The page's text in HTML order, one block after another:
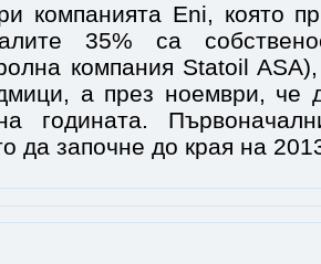
компанията Eni, която
35% са
компания Statoil
а през ноември, че
годината.
да започне до края на